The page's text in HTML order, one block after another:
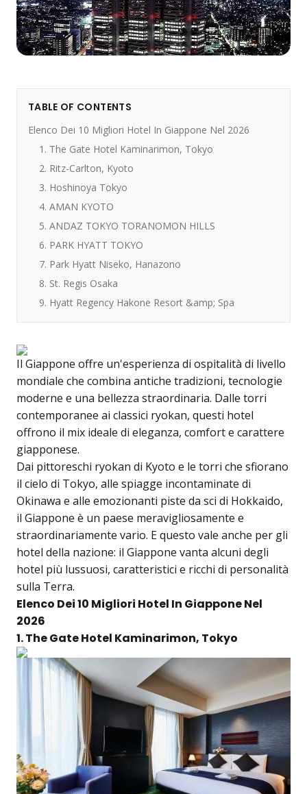
TABLE OF CONTENTS
Elenco Dei 10 Migliori Hotel In Giappone Nel 2026
1. The Gate Hotel Kaminarimon, Tokyo
2. Ritz-Carlton, Kyoto
3. Hoshinoya Tokyo
4. AMAN KYOTO
5. ANDAZ TOKYO TORANOMON HILLS
6. PARK HYATT TOKYO
7. Park Hyatt Niseko, Hanazono
8. St. Regis Osaka
9. Hyatt Regency Hakone Resort &amp; Spa
Il Giappone offre un'esperienza di ospitalità di livello
mondiale che combina antiche tradizioni, tecnologie
moderne e una bellezza straordinaria. Dalle torri
contemporanee ai classici ryokan, questi hotel
offrono il mix ideale di eleganza, comfort e carattere
giapponese.
Dai pittoreschi ryokan di Kyoto e le torri che sfiorano
il cielo di Tokyo, alle spiagge incontaminate di
Okinawa e alle emozionanti piste da sci di Hokkaido,
il Giappone è un paese meravigliosamente e
straordinariamente vario. E questo vale anche per gli
hotel della nazione: il Giappone vanta alcuni degli
hotel più lussuosi, caratteristici e ricchi di personalità
sulla Terra.
Elenco Dei 10 Migliori Hotel In Giappone Nel
2026
1. The Gate Hotel Kaminarimon, Tokyo